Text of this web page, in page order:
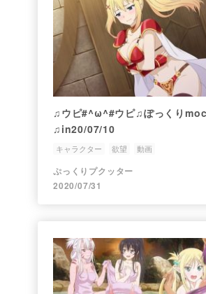
♫ウピ#^ω^#ウピ♫ぽっくり
♫in20/07/10
キャラクター 欲望 動画
ぷっくりプクッター
2020/07/31